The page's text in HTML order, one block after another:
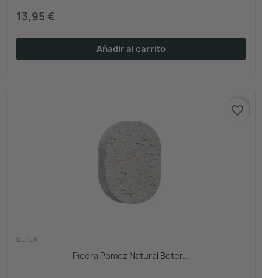
13,95 €
Añadir al carrito
BETER
Piedra Pomez Natural Beter...
favorite_border